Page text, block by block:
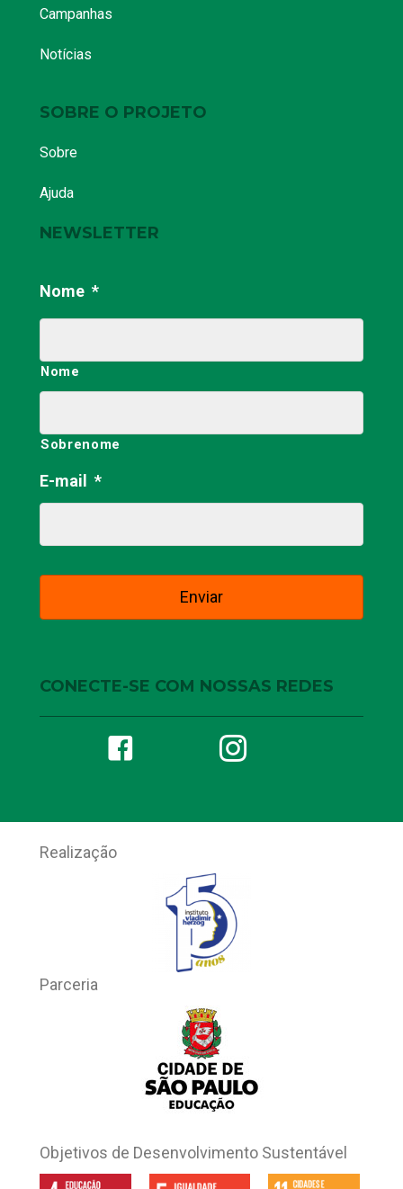
Campanhas
Notícias
SOBRE O PROJETO
Sobre
Ajuda
NEWSLETTER
Nome *
Nome
Sobrenome
E-mail *
CONECTE-SE COM NOSSAS REDES
Realização
Parceria
Objetivos de Desenvolvimento Sustentável